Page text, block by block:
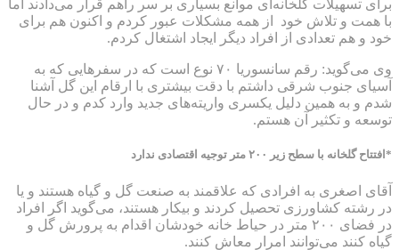
برای تسهیلات گلخانه‌ای موانع بسیاری بر سر راهم قرار می‌دادند اما
با همت و تلاش خود از همه مشکلات عبور کردم و اکنون هم برای
خود و هم تعدادی از افراد دیگر ایجاد اشتغال کردم.
وی می‌گوید: رقم سانسوریا ۷۰ نوع است که در سفرهایی که به
آسیای جنوب شرقی داشتم با دقت بیشتری با ارقام این گل آشنا
شدم و به همین دلیل یکسری واریته‌های جدید وارد کدم و در حال
توسعه و تکثیر آن هستم.
*افتتاح گلخانه با سطح زیر ۲۰۰ متر توجیه اقتصادی ندارد
آقای اصغری به افرادی که علاقمند به صنعت گل و گیاه هستند و یا
در رشته کشاورزی تحصیل کردند و بیکار هستند، می‌گوید اگر افراد
در فضای ۲۰۰ متر در حیاط خانه خودشان اقدام به پرورش گل و
گیاه کنند می‌توانند امرار معاش کنند.